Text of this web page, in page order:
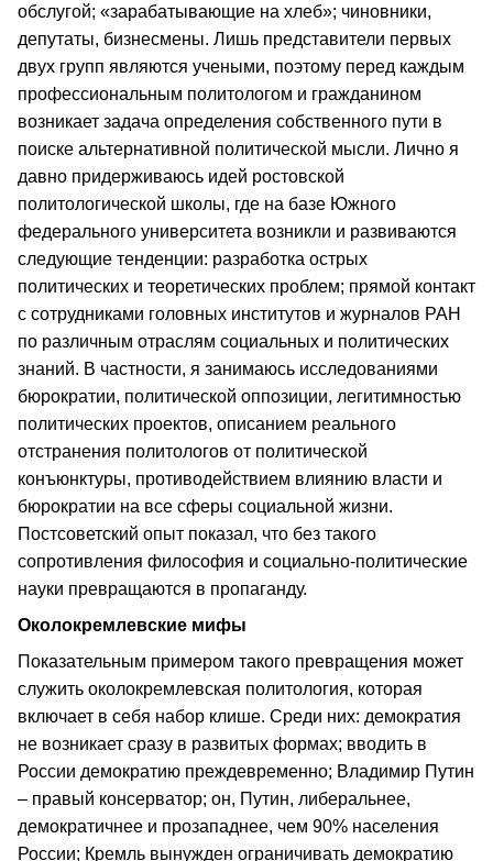
обслугой; «зарабатывающие на хлеб»; чиновники,
депутаты, бизнесмены. Лишь представители первых
двух групп являются учеными, поэтому перед каждым
профессиональным политологом и гражданином
возникает задача определения собственного пути в
поиске альтернативной политической мысли. Лично я
давно придерживаюсь идей ростовской
политологической школы, где на базе Южного
федерального университета возникли и развиваются
следующие тенденции: разработка острых
политических и теоретических проблем; прямой контакт
с сотрудниками головных институтов и журналов РАН
по различным отраслям социальных и политических
знаний. В частности, я занимаюсь исследованиями
бюрократии, политической оппозиции, легитимностью
политических проектов, описанием реального
отстранения политологов от политической
конъюнктуры, противодействием влиянию власти и
бюрократии на все сферы социальной жизни.
Постсоветский опыт показал, что без такого
сопротивления философия и социально-политические
науки превращаются в пропаганду.
Околокремлевские мифы
Показательным примером такого превращения может
служить околокремлевская политология, которая
включает в себя набор клише. Среди них: демократия
не возникает сразу в развитых формах; вводить в
России демократию преждевременно; Владимир Путин
– правый консерватор; он, Путин, либеральнее,
демократичнее и прозападнее, чем 90% населения
России; Кремль вынужден ограничивать демократию